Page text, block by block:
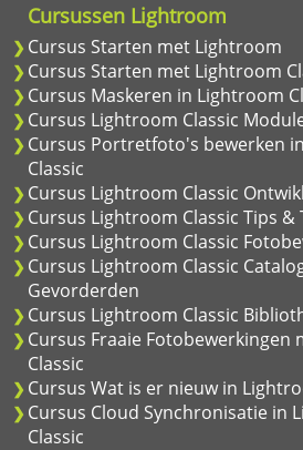
Cursussen Lightroom
Cursus Starten met Lightroom
Cursus Starten met Lightroom
Cursus Maskeren in Lightroom
Cursus Lightroom Classic
Cursus Portretfoto's bewerken
Classic
Cursus Lightroom Classic
Cursus Lightroom Classic Tips &
Cursus Lightroom Classic
Cursus Lightroom Classic
Gevorderden
Cursus Lightroom Classic
Cursus Fraaie Fotobewerkingen
Classic
Cursus Wat is er nieuw in
Cursus Cloud Synchronisatie in
Classic